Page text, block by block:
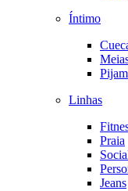
Íntimo
Linhas
Praia
Jeans